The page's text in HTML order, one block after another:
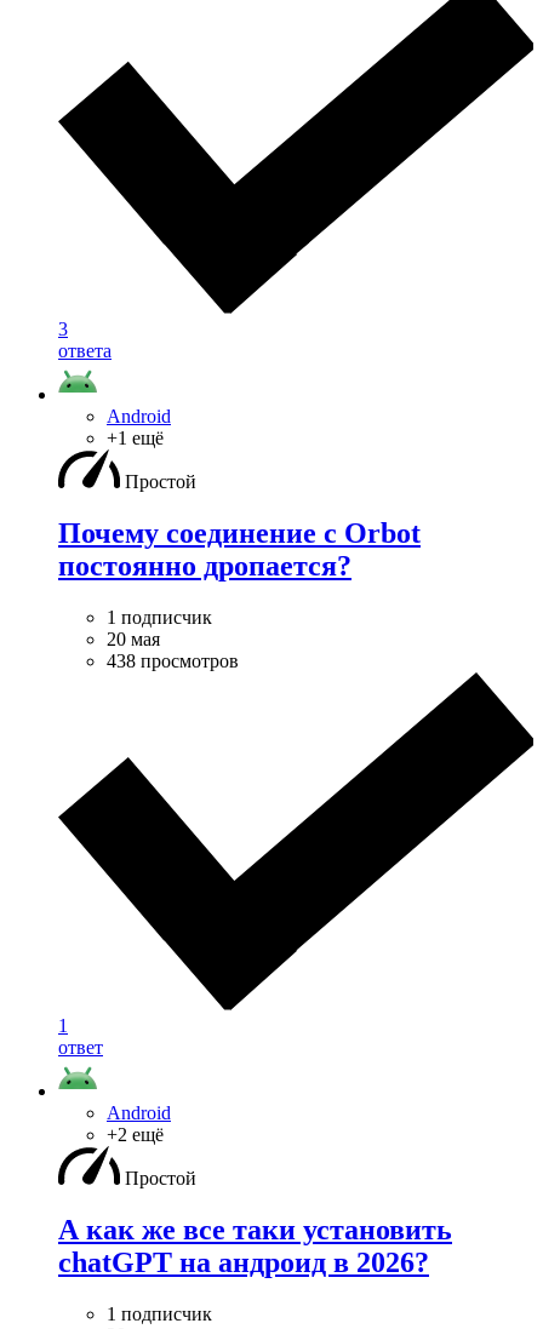
3
ответа
Android
+1 ещё
Простой
Почему соединение с Orbot
постоянно дропается?
1 подписчик
20 мая
438 просмотров
1
ответ
Android
+2 ещё
Простой
А как же все таки установить
chatGPT на андроид в 2026?
1 подписчик